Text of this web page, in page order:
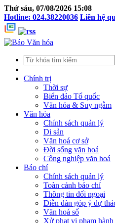
Thứ sáu, 07/08/2026 15:08
Hotline: 024.38220036 Liên hệ
Chính trị
Thời sự
Biển đảo Tổ quốc
Văn hóa & Suy ngẫm
Văn hóa
Chính sách quản lý
Di sản
Văn hoá cơ sở
Đời sống văn hoá
Công nghiệp văn hoá
Báo chí
Chính sách quản lý
Toàn cảnh báo chí
Thông tin đối ngoại
Diễn đàn góp ý dự
Văn hoá số
Xử phạt vi phạm hành